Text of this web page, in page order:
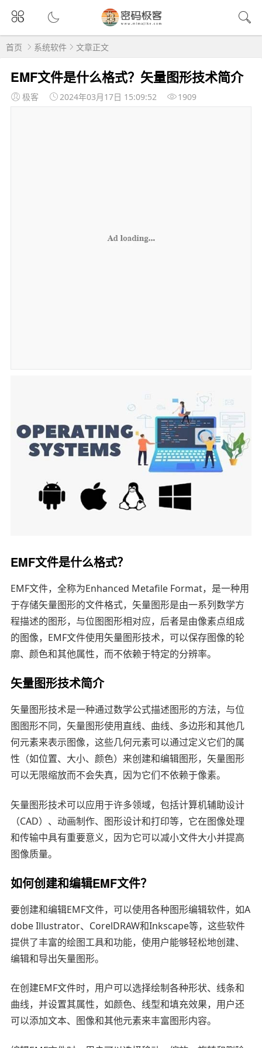
首页 系统软件 文章正文
EMF文件是什么格式？矢量图形技术简介
极客 2024年03月17日 15:09:52 1909
EMF文件是什么格式？
EMF文件，全称为Enhanced Metafile Format，是一种用
于存储矢量图形的文件格式，矢量图形是由一系列数学方
程描述的图形，与位图图形相对应，后者是由像素点组成
的图像，EMF文件使用矢量图形技术，可以保存图像的轮
廓、颜色和其他属性，而不依赖于特定的分辨率。
矢量图形技术简介
矢量图形技术是一种通过数学公式描述图形的方法，与位
图图形不同，矢量图形使用直线、曲线、多边形和其他几
何元素来表示图像，这些几何元素可以通过定义它们的属
性（如位置、大小、颜色）来创建和编辑图形，矢量图形
可以无限缩放而不会失真，因为它们不依赖于像素。
矢量图形技术可以应用于许多领域，包括计算机辅助设计
（CAD）、动画制作、图形设计和打印等，它在图像处理
和传输中具有重要意义，因为它可以减小文件大小并提高
图像质量。
如何创建和编辑EMF文件？
要创建和编辑EMF文件，可以使用各种图形编辑软件，如A
dobe Illustrator、CorelDRAW和Inkscape等，这些软件
提供了丰富的绘图工具和功能，使用户能够轻松地创建、
编辑和导出矢量图形。
在创建EMF文件时，用户可以选择绘制各种形状、线条和
曲线，并设置其属性，如颜色、线型和填充效果，用户还
可以添加文本、图像和其他元素来丰富图形内容。